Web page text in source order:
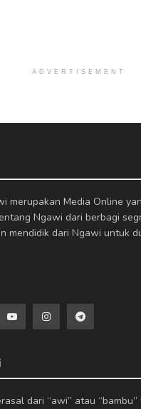
ADVERTISEMENT
merupakan Media Online
Ngawi dari berbagi
mendidik dari Ngawi untuk
dari “awi” atau